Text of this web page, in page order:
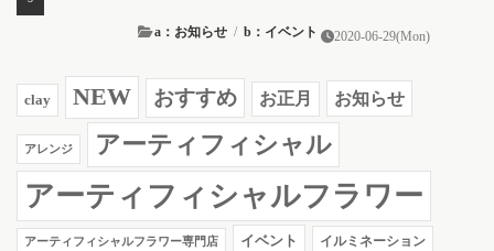
2020-06-29(Mon)
a：お知らせ / b：イベント
clay NEW おすすめ お正月 お知らせ
アレンジ アーティフィシャル
アーティフィシャルフラワー
アーティフィシャルフラワー専門店 イベント イルミネーション